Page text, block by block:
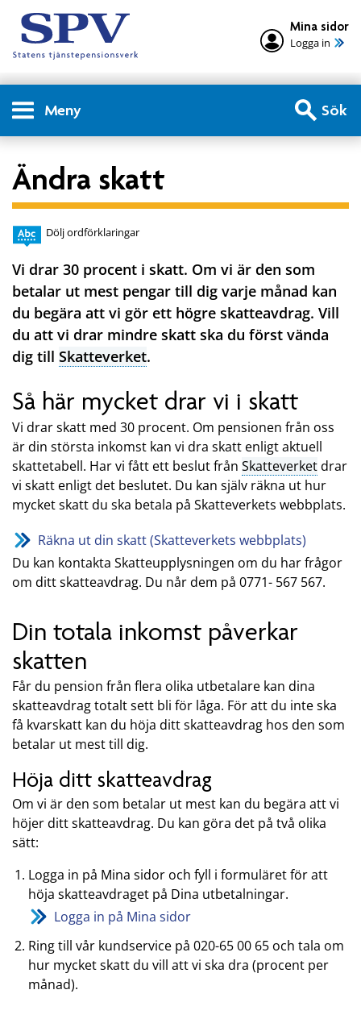
Mina sidor
Logga in
Meny Sök
Ändra skatt
Dölj ordförklaringar
Vi drar 30 procent i skatt. Om vi är den som
betalar ut mest pengar till dig varje månad kan
du begära att vi gör ett högre skatteavdrag. Vill
du att vi drar mindre skatt ska du först vända
dig till Skatteverket.
Så här mycket drar vi i skatt
Vi drar skatt med 30 procent. Om pensionen från oss
är din största inkomst kan vi dra skatt enligt aktuell
skattetabell. Har vi fått ett beslut från Skatteverketdrar
vi skatt enligt det beslutet. Du kan själv räkna ut hur
mycket skatt du ska betala på Skatteverkets webbplats.
Räkna ut din skatt (Skatteverkets webbplats)
Du kan kontakta Skatteupplysningen om du har frågor
om ditt skatteavdrag. Du når dem på 0771- 567 567.
Din totala inkomst påverkar
skatten
Får du pension från flera olika utbetalare kan dina
skatteavdrag totalt sett bli för låga. För att du inte ska
få kvarskatt kan du höja ditt skatteavdrag hos den som
betalar ut mest till dig.
Höja ditt skatteavdrag
Om vi är den som betalar ut mest kan du begära att vi
höjer ditt skatteavdrag. Du kan göra det på två olika
sätt:
Logga in på Mina sidor och fyll i formuläret för att
höja skatteavdraget på Dina utbetalningar.
Logga in på Mina sidor
Ring till vår kundservice på 020-65 00 65 och tala om
hur mycket skatt du vill att vi ska dra (procent per
månad).